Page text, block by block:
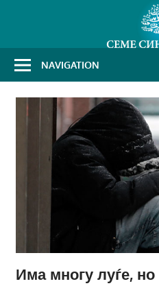
NAVIGATION
Има многу луѓе, но